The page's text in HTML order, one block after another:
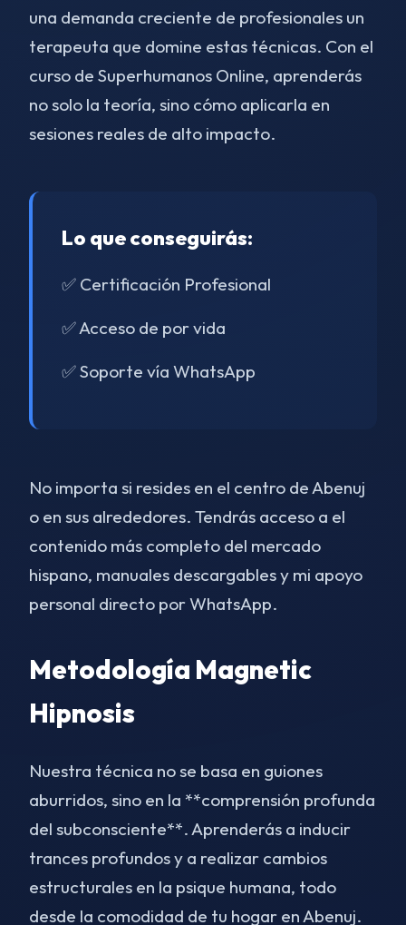
una demanda creciente de profesionales un
terapeuta que domine estas técnicas. Con el
curso de Superhumanos Online, aprenderás
no solo la teoría, sino cómo aplicarla en
sesiones reales de alto impacto.
Lo que conseguirás:
✅ Certificación Profesional
✅ Acceso de por vida
✅ Soporte vía WhatsApp
No importa si resides en el centro de Abenuj
o en sus alrededores. Tendrás acceso a el
contenido más completo del mercado
hispano, manuales descargables y mi apoyo
personal directo por WhatsApp.
Metodología Magnetic
Hipnosis
Nuestra técnica no se basa en guiones
aburridos, sino en la **comprensión profunda
del subconsciente**. Aprenderás a inducir
trances profundos y a realizar cambios
estructurales en la psique humana, todo
desde la comodidad de tu hogar en Abenuj.